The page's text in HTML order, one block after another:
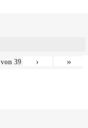
von 39 › »